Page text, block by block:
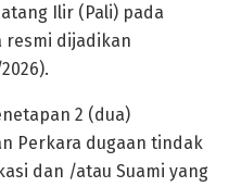
Ilir (Pali) pada
resmi dijadikan
2 (dua)
Perkara dugaan tindak
dan /atau Suami yang